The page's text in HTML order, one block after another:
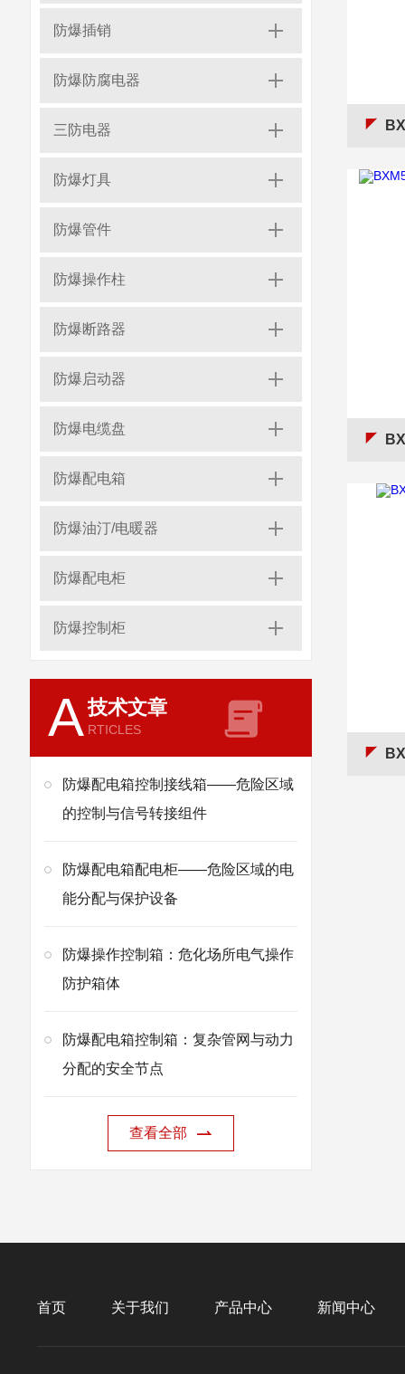
防爆插销
防爆防腐电器
三防电器
防爆灯具
防爆管件
防爆操作柱
防爆断路器
防爆启动器
防爆电缆盘
防爆配电箱
防爆油汀/电暖器
防爆配电柜
防爆控制柜
A技术文章
RTICLES
防爆配电箱控制接线箱——危险区域
的控制与信号转接组件
防爆配电箱配电柜——危险区域的电
能分配与保护设备
防爆操作控制箱：危化场所电气操作
防护箱体
防爆配电箱控制箱：复杂管网与动力
分配的安全节点
查看全部
首页 关于我们 产品中心 新闻中心